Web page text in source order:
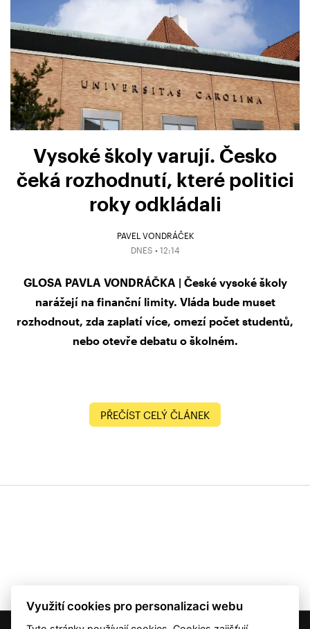
Vysoké školy varují. Česko
čeká rozhodnutí, které politici
roky odkládali
PAVEL VONDRÁČEK
DNES • 12:14
GLOSA PAVLA VONDRÁČKA | České vysoké školy
narážejí na finanční limity. Vláda bude muset
rozhodnout, zda zaplatí více, omezí počet studentů,
nebo otevře debatu o školném.
PŘEČÍST CELÝ ČLÁNEK
Využití cookies pro personalizaci webu